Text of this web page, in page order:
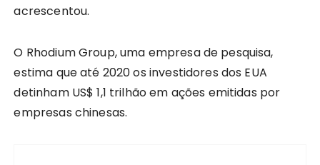
acrescentou.
O Rhodium Group, uma empresa de pesquisa,
estima que até 2020 os investidores dos EUA
detinham US$ 1,1 trilhão em ações emitidas por
empresas chinesas.